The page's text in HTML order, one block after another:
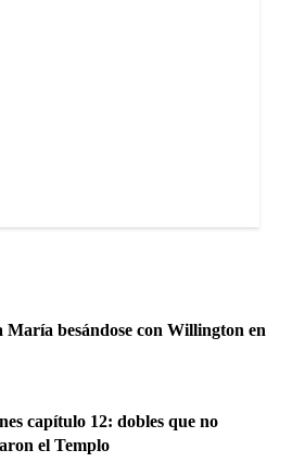
María besándose con Willington en
capítulo 12: dobles que no
el Templo